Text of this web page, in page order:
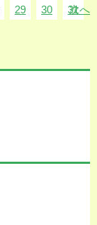
29 30 31
次へ